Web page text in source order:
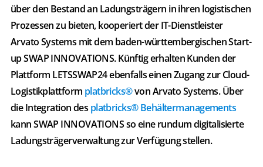
über den Bestand an Ladungsträgern in ihren logistischen
Prozessen zu bieten, kooperiert der IT-Dienstleister
Arvato Systems mit dem baden-württembergischen Start-
up SWAP INNOVATIONS. Künftig erhalten Kunden der
Plattform LETSSWAP24 ebenfalls einen Zugang zur Cloud-
Logistikplattform platbricks®von Arvato Systems. Über
die Integration des platbricks® Behältermanagements
kann SWAP INNOVATIONS so eine rundum digitalisierte
Ladungsträgerverwaltung zur Verfügung stellen.